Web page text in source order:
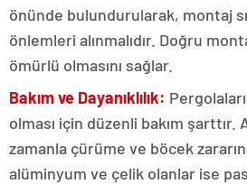
önünde bulundurularak, montaj
önlemleri alınmalıdır. Doğru
ömürlü olmasını sağlar.
Bakım ve Dayanıklılık:
olması için düzenli bakım şarttır.
zamanla çürüme ve böcek
alüminyum ve çelik olanlar ise